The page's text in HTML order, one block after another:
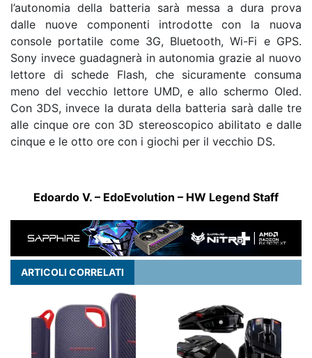
l’autonomia della batteria sarà messa a dura prova
dalle nuove componenti introdotte con la nuova
console portatile come 3G, Bluetooth, Wi-Fi e GPS.
Sony invece guadagnerà in autonomia grazie al nuovo
lettore di schede Flash, che sicuramente consuma
meno del vecchio lettore UMD, e allo schermo Oled.
Con 3DS, invece la durata della batteria sarà dalle tre
alle cinque ore con 3D stereoscopico abilitato e dalle
cinque e le otto ore con i giochi per il vecchio DS.
Edoardo V. – EdoEvolution – HW Legend Staff
ARTICOLI CORRELATI